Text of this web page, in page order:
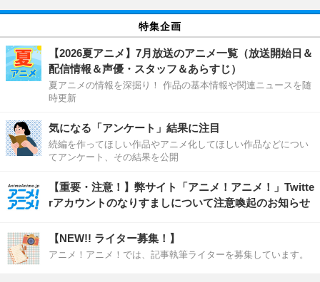
特集企画
【2026夏アニメ】7月放送のアニメ一覧（放送開始日＆
配信情報＆声優・スタッフ＆あらすじ）
夏アニメの情報を深掘り！ 作品の基本情報や関連ニュースを随
時更新
気になる「アンケート」結果に注目
続編を作ってほしい作品やアニメ化してほしい作品などについ
てアンケート、その結果を公開
【重要・注意！】弊サイト「アニメ！アニメ！」Twitte
rアカウントのなりすましについて注意喚起のお知らせ
【NEW!! ライター募集！】
アニメ！アニメ！では、記事執筆ライターを募集しています。